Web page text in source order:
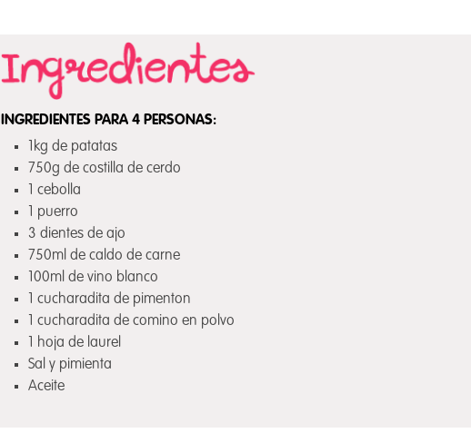
INGREDIENTES PARA 4 PERSONAS:
1kg de patatas
750g de costilla de cerdo
1 cebolla
1 puerro
3 dientes de ajo
750ml de caldo de carne
100ml de vino blanco
1 cucharadita de pimenton
1 cucharadita de comino en polvo
1 hoja de laurel
Sal y pimienta
Aceite